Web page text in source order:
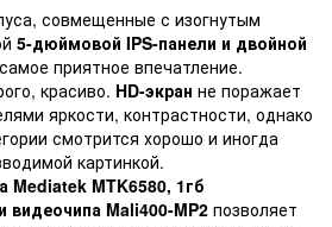
совмещенные с изогнутым
5-дюймовой IPS-панели и двойной
приятное впечатление.
красиво. HD-экран не поражает
яркости, контрастности, однако
смотрится хорошо и иногда
картинкой.
Mediatek MTK6580, 1гб
видеочипа Mali400-MP2 позволяет